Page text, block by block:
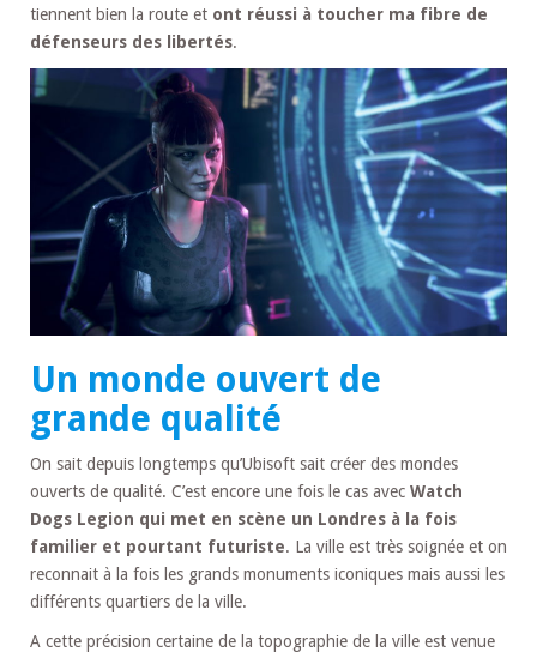
tiennent bien la route et ont réussi à toucher ma fibre de
défenseurs des libertés.
Un monde ouvert de
grande qualité
On sait depuis longtemps qu’Ubisoft sait créer des mondes
ouverts de qualité. C’est encore une fois le cas avec Watch
Dogs Legion qui met en scène un Londres à la fois
familier et pourtant futuriste. La ville est très soignée et on
reconnait à la fois les grands monuments iconiques mais aussi les
différents quartiers de la ville.
A cette précision certaine de la topographie de la ville est venue